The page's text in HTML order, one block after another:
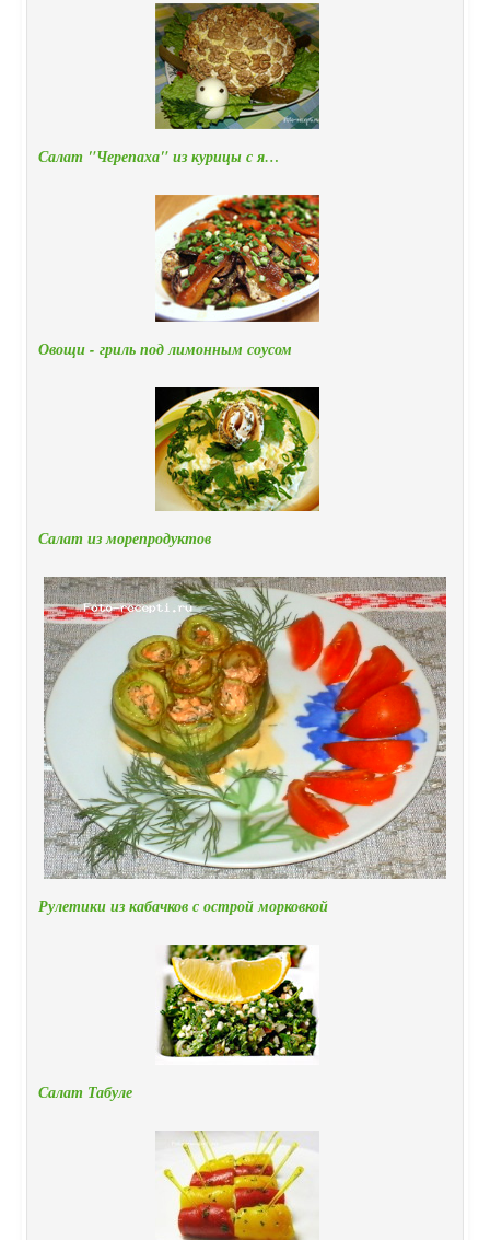
Салат "Черепаха" из курицы с я…
Овощи - гриль под лимонным соусом
Салат из морепродуктов
Рулетики из кабачков с острой морковкой
Салат Табуле